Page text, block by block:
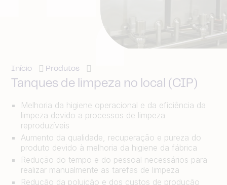
Início Produtos
Tanques de limpeza no local (CIP)
Melhoria da higiene operacional e da eficiência da
limpeza devido a processos de limpeza
reproduzíveis
Aumento da qualidade, recuperação e pureza do
produto devido à melhoria da higiene da fábrica
Redução do tempo e do pessoal necessários para
realizar manualmente as tarefas de limpeza
Redução da poluição e dos custos de produção